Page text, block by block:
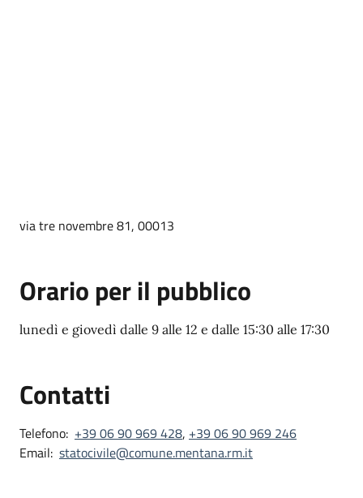
via tre novembre 81, 00013
Orario per il pubblico
lunedì e giovedì dalle 9 alle 12 e dalle 15:30 alle 17:30
Contatti
Telefono: +39 06 90 969 428, +39 06 90 969 246
Email: statocivile@comune.mentana.rm.it